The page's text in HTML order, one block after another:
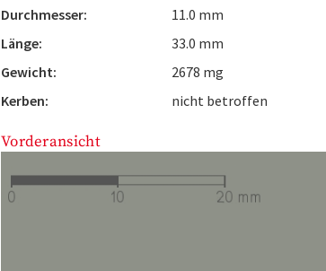
Durchmesser:
11.0 mm
Länge:
33.0 mm
Gewicht:
2678 mg
Kerben:
nicht betroffen
Vorderansicht